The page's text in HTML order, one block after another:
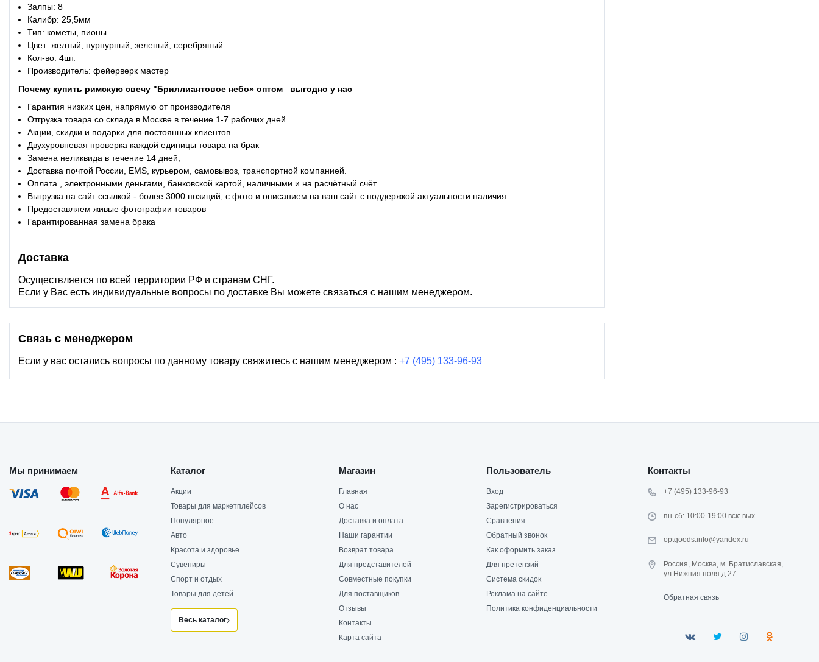
Залпы: 8
Калибр: 25,5мм
Тип: кометы, пионы
Цвет: желтый, пурпурный, зеленый, серебряный
Кол-во: 4шт.
Производитель: фейерверк мастер
Почему купить римскую свечу "Бриллиантовое небо» оптом
выгодно у нас
Гарантия низких цен, напрямую от производителя
Отгрузка товара со склада в Москве в течение 1-7 рабочих дней
Акции, скидки и подарки для постоянных клиентов
Двухуровневая проверка каждой единицы товара на брак
Замена неликвида в течение 14 дней,
Доставка почтой России, EMS, курьером, самовывоз, транспортной компанией.
Оплата , электронными деньгами, банковской картой, наличными и на расчётный счёт.
Выгрузка на сайт ссылкой - более 3000 позиций, с фото и описанием на ваш сайт с поддержкой актуальности наличия
Предоставляем живые фотографии товаров
Гарантированная замена брака
Доставка
Осуществляется по всей территории РФ и странам СНГ.
Если у Вас есть индивидуальные вопросы по доставке Вы можете связаться с нашим менеджером.
Связь с менеджером
Если у вас остались вопросы по данному товару свяжитесь с нашим менеджером : +7 (495) 133-96-93
Мы принимаем Каталог
Акции
Товары для маркетплейсов
Популярное
Авто
Красота и здоровье
Сувениры
Спорт и отдых
Товары для детей
Весь каталог
Магазин
Главная
О нас
Доставка и оплата
Наши гарантии
Возврат товара
Для представителей
Совместные покупки
Для поставщиков
Отзывы
Контакты
Карта сайта
Пользователь
Вход
Зарегистрироваться
Сравнения
Обратный звонок
Как оформить заказ
Для претензий
Система скидок
Реклама на сайте
Политика конфиденциальности
Контакты
+7 (495) 133-96-93
пн-сб: 10:00-19:00 вск: вых
optgoods.info@yandex.ru
Россия, Москва, м. Братиславская,
ул.Нижния поля д.27
Обратная связь